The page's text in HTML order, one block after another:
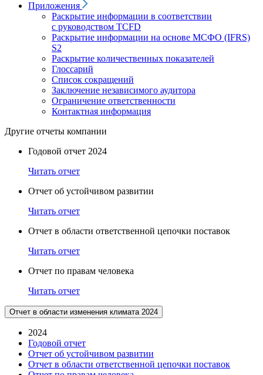
Приложения
Раскрытие информации в соответствии
с руководством TCFD
Раскрытие информации на основе МСФО (IFRS)
S2
Раскрытие количественных показателей
Глоссарий
Список сокращений
Заключение независимого аудитора
Ограничение ответственности
Контактная информация
Другие отчеты компании
Годовой отчет 2024
Читать отчет
Отчет об устойчивом развитии
Читать отчет
Отчет в области ответственной цепочки поставок
Читать отчет
Отчет по правам человека
Читать отчет
Отчет в области изменения климата 2024
2024
Годовой отчет
Отчет об устойчивом развитии
Отчет в области ответственной цепочки поставок